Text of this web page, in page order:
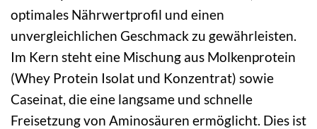
optimales Nährwertprofil und einen
unvergleichlichen Geschmack zu gewährleisten.
Im Kern steht eine Mischung aus Molkenprotein
(Whey Protein Isolat und Konzentrat) sowie
Caseinat, die eine langsame und schnelle
Freisetzung von Aminosäuren ermöglicht. Dies ist